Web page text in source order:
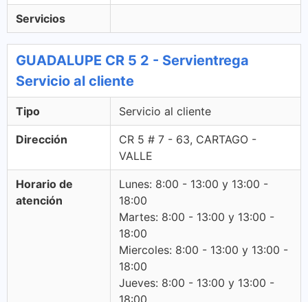
Servicios
GUADALUPE CR 5 2 - Servientrega
Servicio al cliente
Tipo Servicio al cliente
Dirección
CR 5 # 7 - 63, CARTAGO -
VALLE
Horario de
atención
Lunes: 8:00 - 13:00 y 13:00 -
18:00
Martes: 8:00 - 13:00 y 13:00 -
18:00
Miercoles: 8:00 - 13:00 y 13:00 -
18:00
Jueves: 8:00 - 13:00 y 13:00 -
18:00